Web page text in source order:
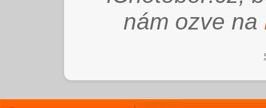
nám ozve na